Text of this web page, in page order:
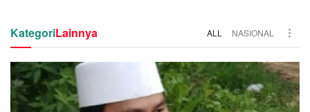
KategoriLainnya ALL NASIONAL